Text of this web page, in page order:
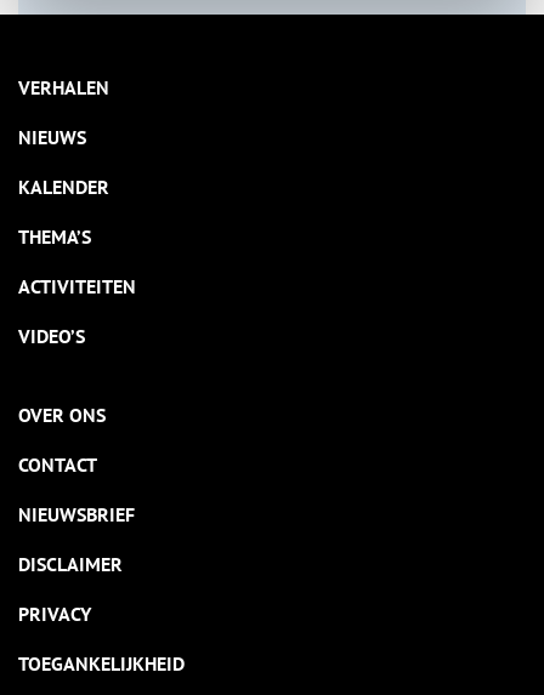
VERHALEN
NIEUWS
KALENDER
THEMA’S
ACTIVITEITEN
VIDEO’S
OVER ONS
CONTACT
NIEUWSBRIEF
DISCLAIMER
PRIVACY
TOEGANKELIJKHEID